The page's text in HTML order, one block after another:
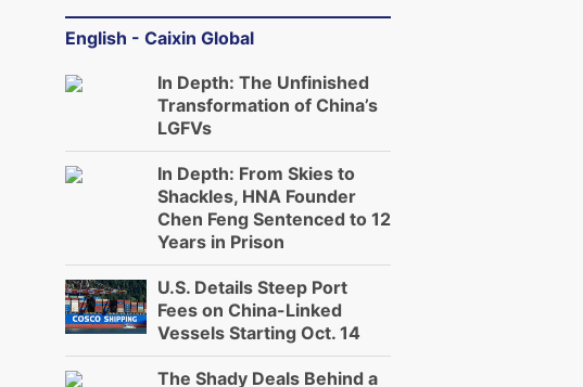
English - Caixin Global
In Depth: The Unfinished
Transformation of China’s
LGFVs
In Depth: From Skies to
Shackles, HNA Founder
Chen Feng Sentenced to 12
Years in Prison
U.S. Details Steep Port
Fees on China-Linked
Vessels Starting Oct. 14
The Shady Deals Behind a